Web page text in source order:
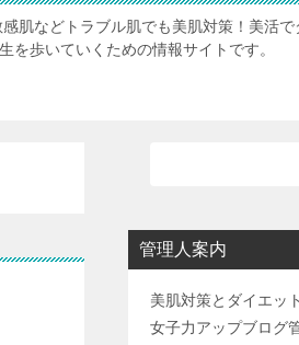
肌などトラブル肌でも美肌対策！美活
を歩いていくための情報サイトです。
管理人案内
美肌対策とダイエッ
女子力アップブログ